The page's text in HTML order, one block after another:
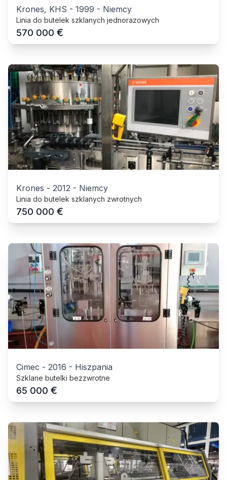
Krones, KHS - 1999 - Niemcy
Linia do butelek szklanych jednorazowych
570 000 €
Krones - 2012 - Niemcy
Linia do butelek szklanych zwrotnych
750 000 €
Cimec - 2016 - Hiszpania
Szklane butelki bezzwrotne
65 000 €